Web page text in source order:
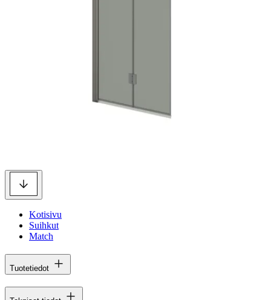
Kotisivu
Suihkut
Match
Tuotetiedot